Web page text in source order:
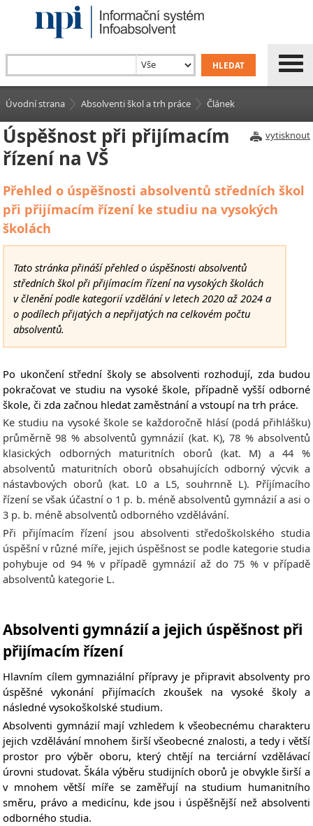
Úvodní strana Absolventi škol a trh práce Článek
vytisknout
Úspěšnost při přijímacím
řízení na VŠ
Přehled o úspěšnosti absolventů středních škol
při přijímacím řízení ke studiu na vysokých
školách
Tato stránka přináší přehled o úspěšnosti absolventů
středních škol při přijímacím řízení na vysokých školách
v členění podle kategorií vzdělání v letech 2020 až 2024 a
o podílech přijatých a nepřijatých na celkovém počtu
absolventů.
Po ukončení střední školy se absolventi rozhodují, zda budou
pokračovat ve studiu na vysoké škole, případně vyšší odborné
škole, či zda začnou hledat zaměstnání a vstoupí na trh práce.
Ke studiu na vysoké škole se každoročně hlásí (podá přihlášku)
průměrně 98 % absolventů gymnázií (kat. K), 78 % absolventů
klasických odborných maturitních oborů (kat. M) a 44 %
absolventů maturitních oborů obsahujících odborný výcvik a
nástavbových oborů (kat. L0 a L5, souhrnně L). Příjímacího
řízení se však účastní o 1 p. b. méně absolventů gymnázií a asi o
3 p. b. méně absolventů odborného vzdělávání.
Při přijímacím řízení jsou absolventi středoškolského studia
úspěšní v různé míře, jejich úspěšnost se podle kategorie studia
pohybuje od 94 % v případě gymnázií až do 75 % v případě
absolventů kategorie L.
Absolventi gymnázií a jejich úspěšnost při
přijímacím řízení
Hlavním cílem gymnaziální přípravy je připravit absolventy pro
úspěšné vykonání přijímacích zkoušek na vysoké školy a
následné vysokoškolské studium.
Absolventi gymnázií mají vzhledem k všeobecnému charakteru
jejich vzdělávání mnohem širší všeobecné znalosti, a tedy i větší
prostor pro výběr oboru, který chtějí na terciární vzdělávací
úrovni studovat. Škála výběru studijních oborů je obvykle širší a
v mnohem větší míře se zaměřují na studium humanitního
směru, právo a medicínu, kde jsou i úspěšnější než absolventi
odborného studia.